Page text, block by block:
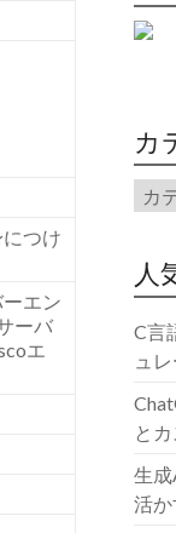
つけ
エン
ーバ
エ
カ
人
C言
ュ
と
生
活